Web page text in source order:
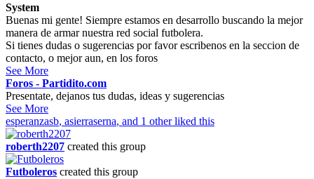
System
Buenas mi gente! Siempre estamos en desarrollo buscando la mejor
manera de armar nuestra red social futbolera.
Si tienes dudas o sugerencias por favor escribenos en la seccion de
contacto, o mejor aun, en los foros
See More
Foros - Partidito.com
Presentate, dejanos tus dudas, ideas y sugerencias
See More
esperanzasb, asierraserna, and 1 other liked this
roberth2207 created this group
Futboleros created this group